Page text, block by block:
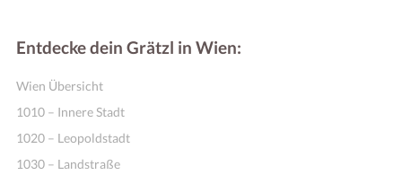
Entdecke dein Grätzl in Wien:
Wien Übersicht
1010 – Innere Stadt
1020 – Leopoldstadt
1030 – Landstraße